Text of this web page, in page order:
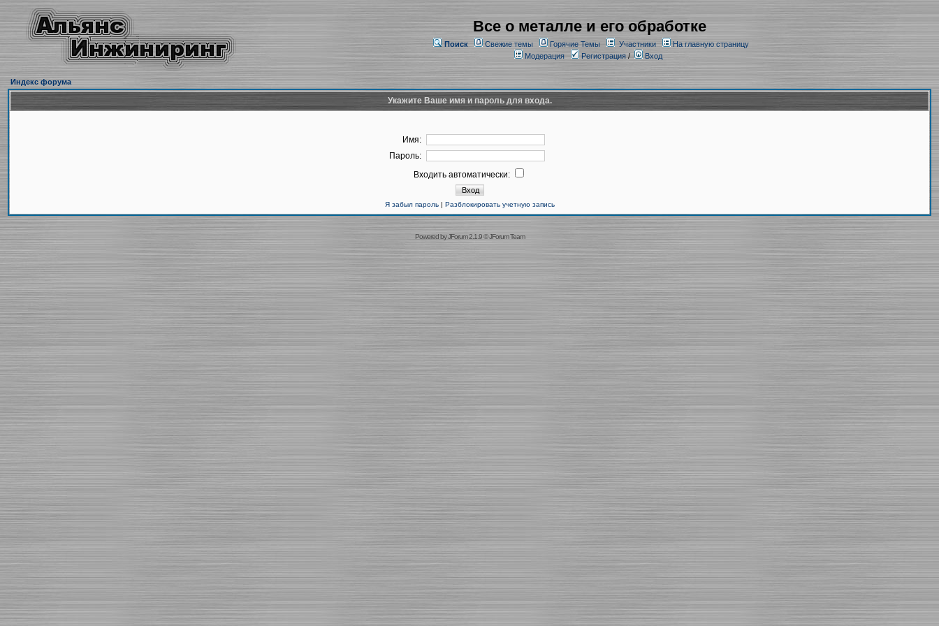
Все о металле и его обработке
Поиск Свежие темы Горячие Темы Участники
На главную страницу
Модерация
Регистрация/ Вход
Индекс форума
Укажите Ваше имя и пароль для входа.
Имя:
Пароль:
Входить автоматически:
Я забыл пароль| Разблокировать учетную запись
Powered byJForum 2.1.9©JForum Team